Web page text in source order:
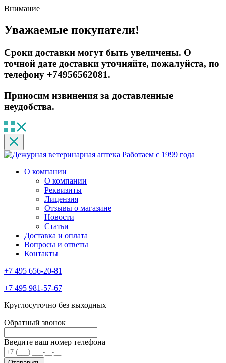
Внимание
Уважаемые покупатели!
Сроки доставки могут быть увеличены. О
точной дате доставки уточняйте, пожалуйста, по
телефону +74956562081.
Приносим извинения за доставленные
неудобства.
Работаем с 1999 года
О компании
О компании
Реквизиты
Лицензия
Отзывы о магазине
Новости
Статьи
Доставка и оплата
Вопросы и ответы
Контакты
+7 495 656-20-81
+7 495 981-57-67
Круглосуточно без выходных
Обратный звонок
Введите ваш номер телефона